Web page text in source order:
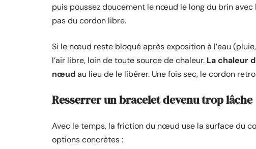
puis poussez doucement le nœud le long du brin
pas du cordon libre.
Si le nœud reste bloqué après exposition à l’eau
l’air libre, loin de toute source de chaleur. La chaleur
nœudau lieu de le libérer. Une fois sec, le cordon
Resserrer un bracelet devenu trop lâche
Avec le temps, la friction du nœud use la surface du
options concrètes :